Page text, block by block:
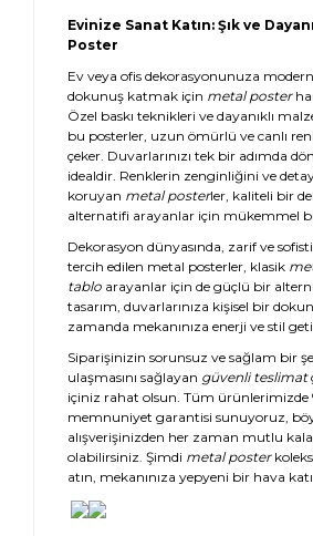
Evinize Sanat Katın: Şık ve
Poster
Ev veya ofis dekorasyonunuza
dokunuş katmak için metal poster
Özel baskı teknikleri ve dayanıklı
bu posterler, uzun ömürlü ve canlı
çeker. Duvarlarınızı tek bir adımda
idealdir. Renklerin zenginliğini ve
koruyan metal posterler, kaliteli bir
alternatifi arayanlar için mükemmel
Dekorasyon dünyasında, zarif ve
tercih edilen metal posterler, klasik
tablo arayanlar için de güçlü bir
tasarım, duvarlarınıza kişisel bir
zamanda mekanınıza enerji ve stil
Siparişinizin sorunsuz ve sağlam bir
ulaşmasını sağlayan güvenli teslimat
içiniz rahat olsun. Tüm ürünlerimizde
memnuniyet garantisi sunuyoruz,
alışverişinizden her zaman mutlu
olabilirsiniz. Şimdi metal poster
atın, mekanınıza yepyeni bir hava